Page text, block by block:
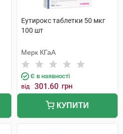
Еутирокс таблетки 50 мкг
100 шт
Мерк КГаА
Є в наявності
від 301.60 грн
КУПИТИ